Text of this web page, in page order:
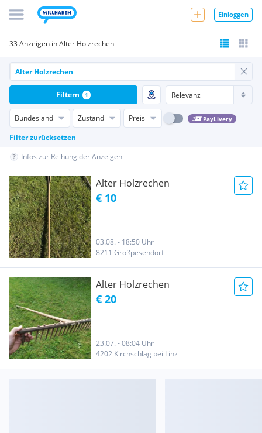
Einloggen
33 Anzeigen in Alter Holzrechen
Bundesland Zustand Preis PayLivery
Filter zurücksetzen
Filtern 1
Infos zur Reihung der Anzeigen
Alter Holzrechen
€ 10
03.08. - 18:50 Uhr
8211 Großpesendorf
Alter Holzrechen
€ 20
23.07. - 08:04 Uhr
4202 Kirchschlag bei Linz